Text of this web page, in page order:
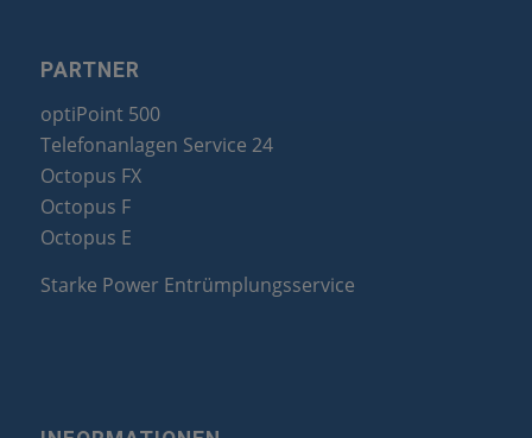
PARTNER
optiPoint 500
Telefonanlagen Service 24
Octopus FX
Octopus F
Octopus E
Starke Power Entrümplungsservice